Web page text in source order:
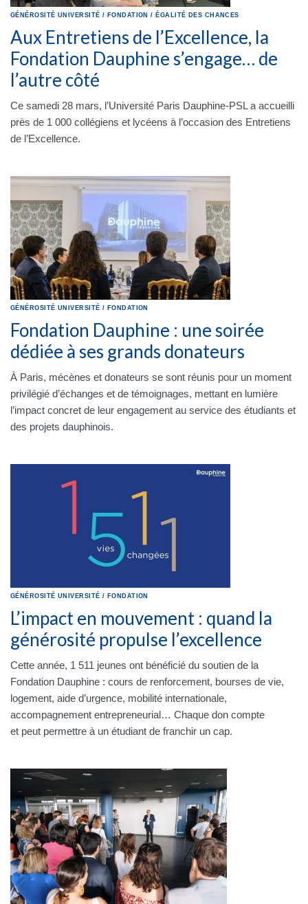
GÉNÉROSITÉ UNIVERSITÉ / FONDATION / ÉGALITÉ DES CHANCES
Aux Entretiens de l’Excellence, la
Fondation Dauphine s’engage… de
l’autre côté
Ce samedi 28 mars, l’Université Paris Dauphine-PSL a accueilli
près de 1 000 collégiens et lycéens à l’occasion des Entretiens
de l’Excellence.
GÉNÉROSITÉ UNIVERSITÉ / FONDATION
Fondation Dauphine : une soirée
dédiée à ses grands donateurs
À Paris, mécènes et donateurs se sont réunis pour un moment
privilégié d’échanges et de témoignages, mettant en lumière
l’impact concret de leur engagement au service des étudiants et
des projets dauphinois.
GÉNÉROSITÉ UNIVERSITÉ / FONDATION
L’impact en mouvement : quand la
générosité propulse l’excellence
Cette année, 1 511 jeunes ont bénéficié du soutien de la
Fondation Dauphine : cours de renforcement, bourses de vie,
logement, aide d’urgence, mobilité internationale,
accompagnement entrepreneurial… Chaque don compte
et peut permettre à un étudiant de franchir un cap.